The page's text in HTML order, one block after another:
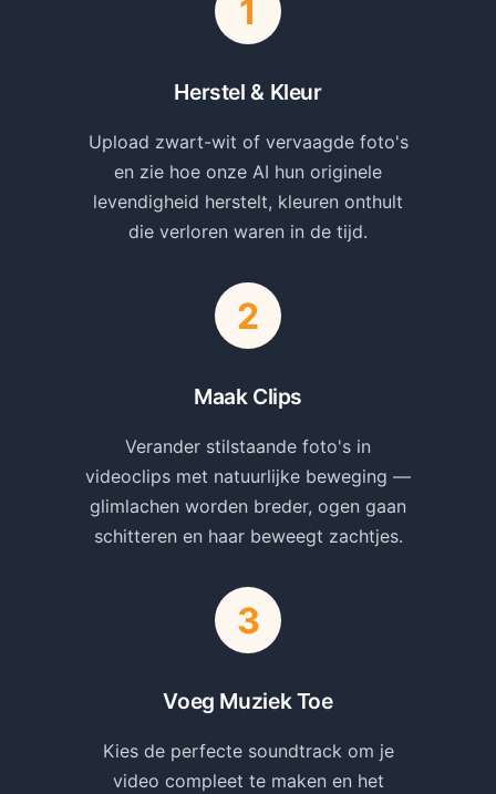
Herstel & Kleur
Upload zwart-wit of vervaagde foto's
en zie hoe onze AI hun originele
levendigheid herstelt, kleuren onthult
die verloren waren in de tijd.
Maak Clips
Verander stilstaande foto's in
videoclips met natuurlijke beweging —
glimlachen worden breder, ogen gaan
schitteren en haar beweegt zachtjes.
Voeg Muziek Toe
Kies de perfecte soundtrack om je
video compleet te maken en het